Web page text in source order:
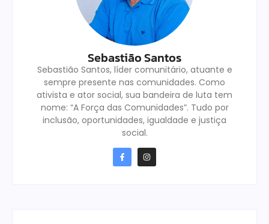
Sebastião Santos
Sebastião Santos, líder comunitário, atuante e
sempre presente nas comunidades. Como
ativista e ator social, sua bandeira de luta tem
nome: “A Força das Comunidades”. Tudo por
inclusão, oportunidades, igualdade e justiça
social.